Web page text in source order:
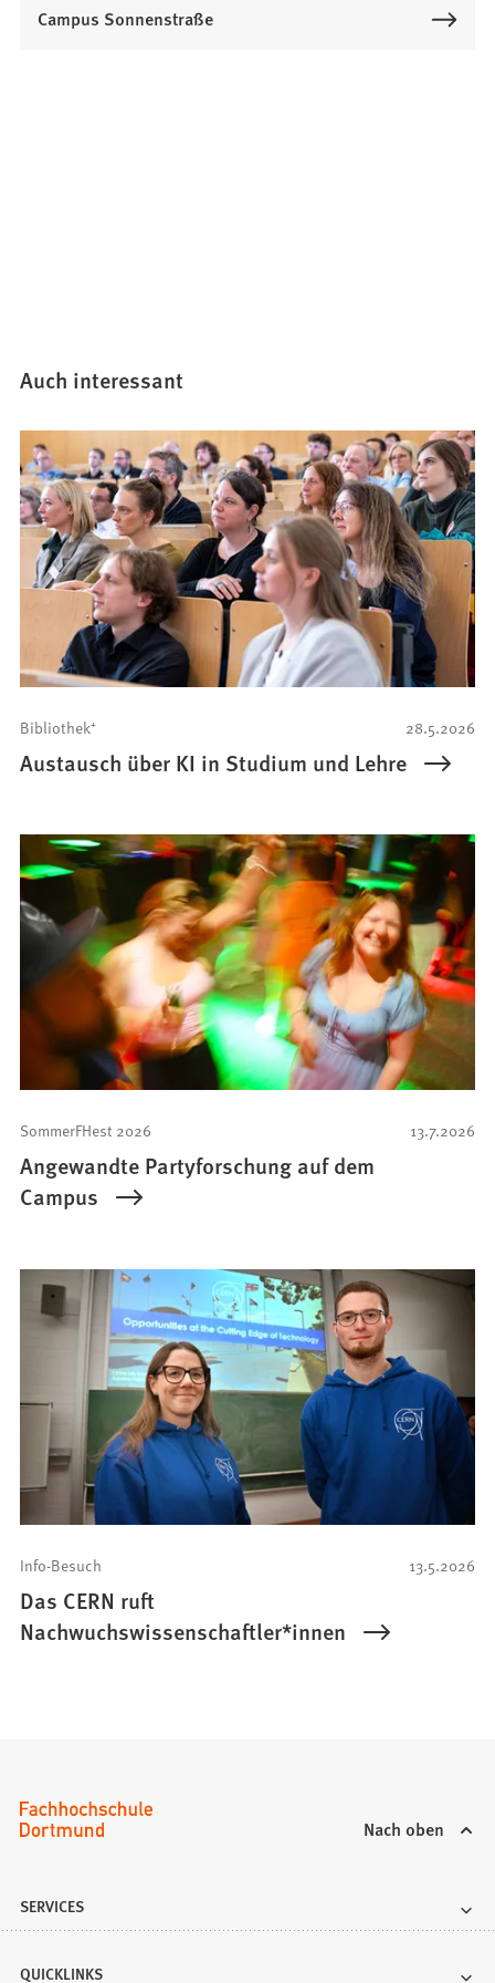
Campus Sonnenstraße
Auch interessant
28.5.2026
Bibliothek⁺
Austausch über KI in Studium und Lehre
13.7.2026
SommerFHest 2026
Angewandte Partyforschung auf dem
Campus
13.5.2026
Info-Besuch
Das CERN ruft
Nachwuchswissenschaftler*innen
Nach oben
SERVICES
QUICKLINKS